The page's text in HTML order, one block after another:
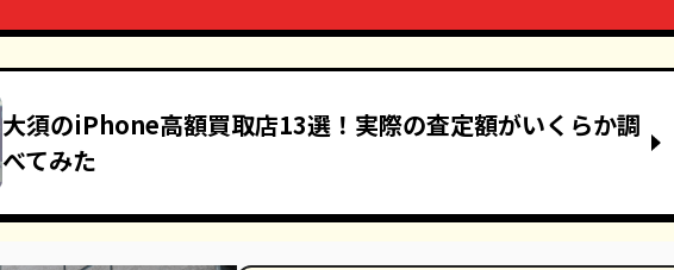
大須のiPhone高額買取店13選！実際の査定額がいくらか調
べてみた